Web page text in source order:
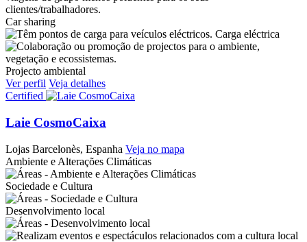
Car sharing
Carga eléctrica
Projecto ambiental
Ver perfil Veja detalhes
Certified
Laie CosmoCaixa
Lojas Barcelonès, Espanha Veja no mapa
Ambiente e Alterações Climáticas
Sociedade e Cultura
Desenvolvimento local